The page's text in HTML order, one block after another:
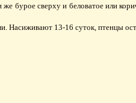
бурое сверху и беловатое или
Насиживают 13-16 суток, птенцы